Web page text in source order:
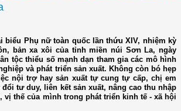
biểu Phụ nữ toàn quốc lần thứu XIV, nhiệm kỳ
bản xa xôi của tỉnh miền núi Sơn La, ngày
tộc thiểu số mạnh dạn tham gia các mô hình
và phát triển sản xuất. Không còn bó hẹp
nội trợ hay sản xuất tự cung tự cấp, chị em
tư duy, liên kết sản xuất, nâng cao thu nhập
vị thế của mình trong phát triển kinh tế - xã hội